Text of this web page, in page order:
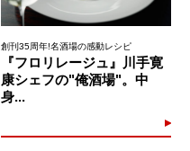
創刊35周年!名酒場の感動レシピ
『フロリレージュ』川手寛
康シェフの"俺酒場"。中
身...